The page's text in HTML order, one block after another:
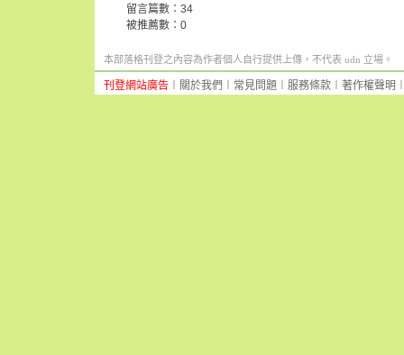
留言篇數：34
被推薦數： 0
本部落格刊登之內容為作者個人自行提供上傳，不代表 udn 立場。
刊登網站廣告 關於我們 常見問題 服務條款 著作權聲明